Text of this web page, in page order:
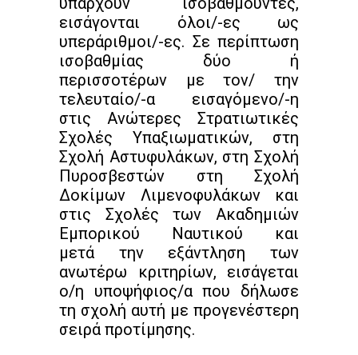
εισάγονται όλοι/-ες ως
υπεράριθμοι/-ες. Σε περίπτωση
ισοβαθμίας δύο ή
περισσοτέρων με τον/ την
τελευταίο/-α εισαγόμενο/-η
στις Ανώτερες Στρατιωτικές
Σχολές Υπαξιωματικών, στη
Σχολή Αστυφυλάκων, στη Σχολή
Πυροσβεστών στη Σχολή
Δοκίμων Λιμενοφυλάκων και
στις Σχολές των Ακαδημιών
Εμπορικού Ναυτικού και
μετά την εξάντληση των
ανωτέρω κριτηρίων, εισάγεται
ο/η υποψήφιος/α που δήλωσε
τη σχολή αυτή με προγενέστερη
σειρά προτίμησης.